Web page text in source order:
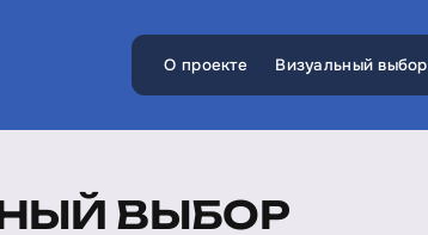
О проекте Визуальный выбор
ВЫБОР